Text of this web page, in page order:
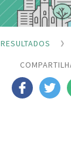
RESULTADOS